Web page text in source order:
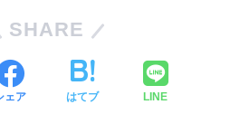
SHARE
ェア はてブ LINE